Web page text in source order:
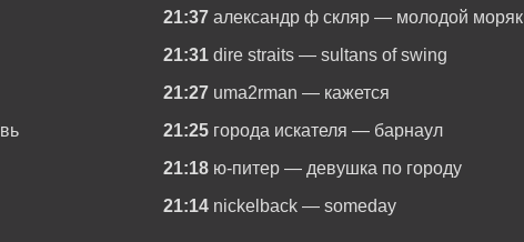
21:37 александр ф скляр — молодой моряк
21:31 dire straits — sultans of swing
21:27 uma2rman — кажется
21:25 города искателя — барнаул
21:18 ю-питер — девушка по городу
21:14 nickelback — someday